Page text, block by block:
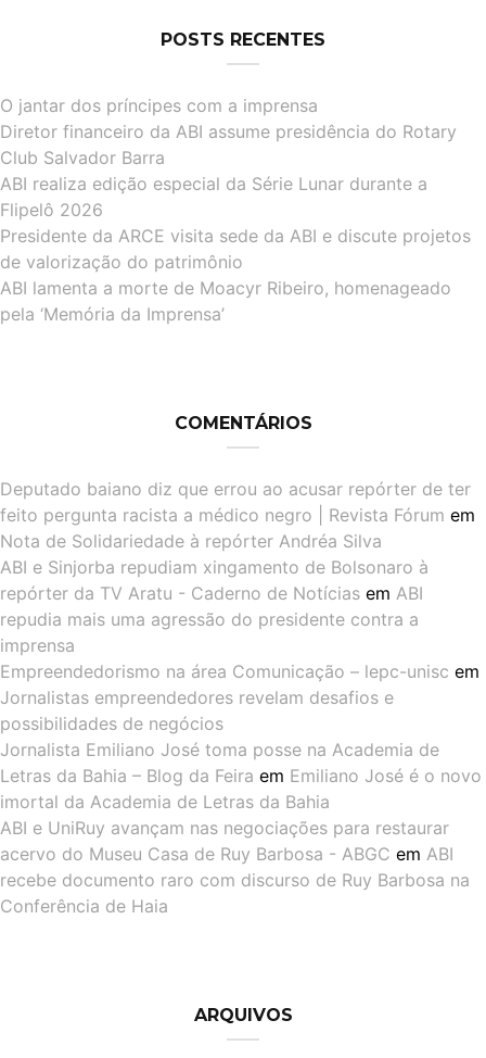
POSTS RECENTES
O jantar dos príncipes com a imprensa
Diretor financeiro da ABI assume presidência do Rotary
Club Salvador Barra
ABI realiza edição especial da Série Lunar durante a
Flipelô 2026
Presidente da ARCE visita sede da ABI e discute projetos
de valorização do patrimônio
ABI lamenta a morte de Moacyr Ribeiro, homenageado
pela ‘Memória da Imprensa’
COMENTÁRIOS
Deputado baiano diz que errou ao acusar repórter de ter
feito pergunta racista a médico negro | Revista Fórum em
Nota de Solidariedade à repórter Andréa Silva
ABI e Sinjorba repudiam xingamento de Bolsonaro à
repórter da TV Aratu - Caderno de Notícias em ABI
repudia mais uma agressão do presidente contra a
imprensa
Empreendedorismo na área Comunicação – lepc-unisc em
Jornalistas empreendedores revelam desafios e
possibilidades de negócios
Jornalista Emiliano José toma posse na Academia de
Letras da Bahia – Blog da Feira em Emiliano José é o novo
imortal da Academia de Letras da Bahia
ABI e UniRuy avançam nas negociações para restaurar
acervo do Museu Casa de Ruy Barbosa - ABGC em ABI
recebe documento raro com discurso de Ruy Barbosa na
Conferência de Haia
ARQUIVOS